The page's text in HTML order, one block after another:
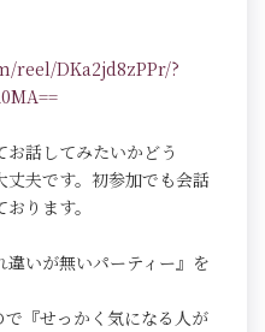
reel/DKa2jd8zPPr/?
お話してみたいかどう
夫です。初参加でも会話
ります。
違いが無いパーティー』を
『せっかく気になる人が